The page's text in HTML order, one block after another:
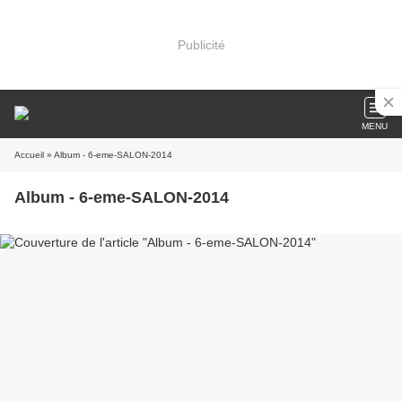
Publicité
MENU
Accueil » Album - 6-eme-SALON-2014
Album - 6-eme-SALON-2014